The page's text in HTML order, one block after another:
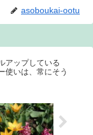
asoboukai-ootu
アップしている
使いは、常にそう